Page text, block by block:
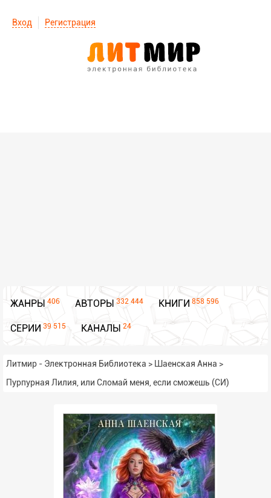
Вход Регистрация
ЖАНРЫ 406 АВТОРЫ 332 444 КНИГИ 858 596
СЕРИИ 39 515 КАНАЛЫ 24
Литмир - Электронная Библиотека > Шаенская Анна >
Пурпурная Лилия, или Сломай меня, если сможешь (СИ)